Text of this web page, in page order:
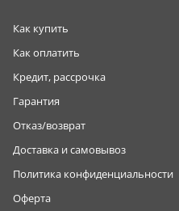
Как купить
Как оплатить
Кредит, рассрочка
Гарантия
Отказ/возврат
Доставка и самовывоз
Политика конфиденциальности
Оферта